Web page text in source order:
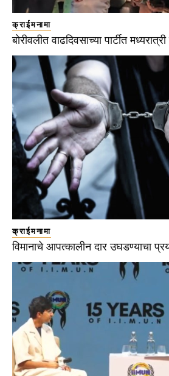
क्राईमनामा
बोरीवलीत वाढदिवसाच्या पार्टीत
क्राईमनामा
विमानाचे आपत्कालीन दार उघडण्याचा